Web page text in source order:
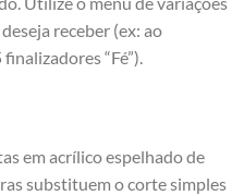
receber (ex: ao
“Fé”).
em acrílico espelhado de
substituem o corte simples